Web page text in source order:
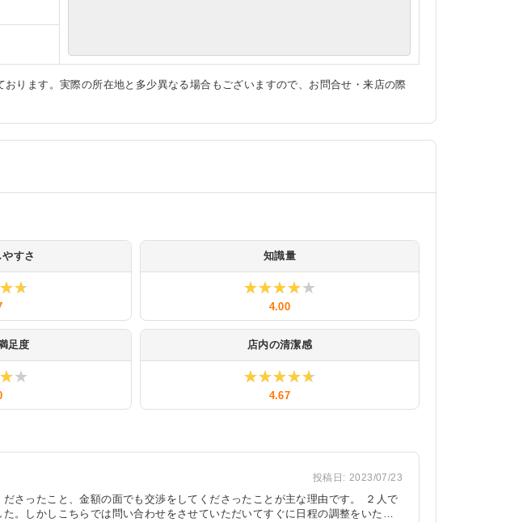
ります。実際の所在地と多少異なる場合もございますので、お問合せ・来店の際
すさ 知識量
★★★★★
★★★★★
4.00
足度 店内の清潔感
★★★★★
★★★★★
4.67
投稿日: 2023/07/23
さったこと、金額の面でも交渉をしてくださったことが主な理由です。 ２人で
。しかしこちらでは問い合わせをさせていただいてすぐに日程の調整をいただ